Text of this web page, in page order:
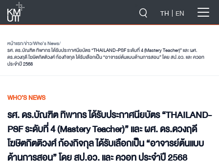
TH EN
หน้าแรก/ข่าว/Who’s News/
รศ. ดร.บัณฑิต ทิพากร ได้รับประกาศนียบัตร “THAILAND-PSF ระดับที่ 4 (Mastery Teacher)” และ ผศ.
ดร.ดวงฤดี โฆษิตกิตติวงศ์ ก้องกิจกุล ได้รับเลือกเป็น “อาจารย์ต้นแบบด้านการสอน” โดย สป.อว. และ ควอท
ประจำปี 2568
WHO’S NEWS
รศ. ดร.บัณฑิต ทิพากร ได้รับประกาศนียบัตร “THAILAND-
PSF ระดับที่ 4 (Mastery Teacher)” และ ผศ. ดร.ดวงฤดี
โฆษิตกิตติวงศ์ ก้องกิจกุล ได้รับเลือกเป็น “อาจารย์ต้นแบบ
ด้านการสอน” โดย สป.อว. และ ควอท ประจำปี 2568